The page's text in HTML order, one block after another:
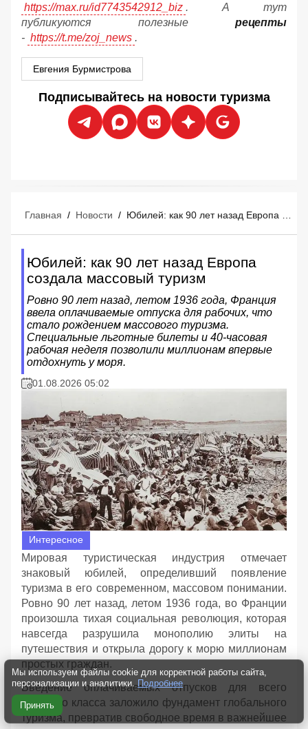
https://max.ru/id7743542912_biz . А тут
публикуются полезные рецепты
- https://t.me/zoj_news .
Евгения Бурмистрова
Подписывайтесь на новости туризма
Главная / Новости /
Юбилей: как 90 лет назад Европа
создала массовый туризм
Ровно 90 лет назад, летом 1936 года, Франция
ввела оплачиваемые отпуска для рабочих, что
стало рождением массового туризма.
Специальные льготные билеты и 40-часовая
рабочая неделя позволили миллионам впервые
отдохнуть у моря.
01.08.2026 05:02
Интересное
Мировая туристическая индустрия отмечает
знаковый юбилей, определивший появление
туризма в его современном, массовом понимании.
Ровно 90 лет назад, летом 1936 года, во Франции
произошла тихая социальная революция, которая
навсегда разрушила монополию элиты на
путешествия и открыла дорогу к морю миллионам
простых граждан.
Введение оплачиваемых отпусков для всего
рабочего класса заложило фундамент глобального
туризма, превратив свободное время в важнейшее
Мы используем файлы cookie для корректной работы сайта,
персонализации и аналитики. Подробнее
Принять